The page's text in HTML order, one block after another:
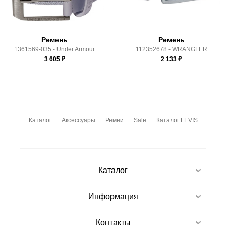
условиямиоплаты доставки
Ремень
1361569-035 - Under Armour
3 605₽
Ремень
112352678 - WRANGLER
2 133 ₽
Каталог Аксессуары Ремни Sale Каталог LEVIS
Каталог
Информация
Контакты